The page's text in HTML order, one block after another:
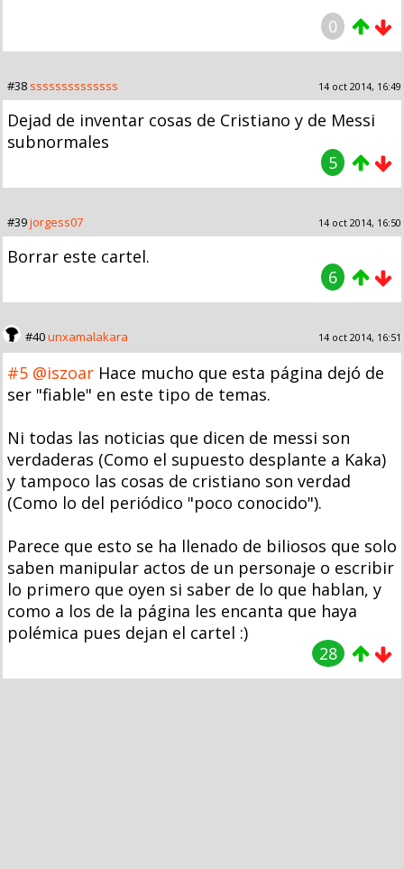
0
#38 ssssssssssssss 14 oct 2014, 16:49
Dejad de inventar cosas de Cristiano y de Messi
subnormales
5
#39jorgess07 14 oct 2014, 16:50
Borrar este cartel.
6
#40unxamalakara 14 oct 2014, 16:51
#5 @iszoar Hace mucho que esta página dejó de
ser "fiable" en este tipo de temas.
Ni todas las noticias que dicen de messi son
verdaderas (Como el supuesto desplante a Kaka)
y tampoco las cosas de cristiano son verdad
(Como lo del periódico "poco conocido").
Parece que esto se ha llenado de biliosos que solo
saben manipular actos de un personaje o escribir
lo primero que oyen si saber de lo que hablan, y
como a los de la página les encanta que haya
polémica pues dejan el cartel :)
28